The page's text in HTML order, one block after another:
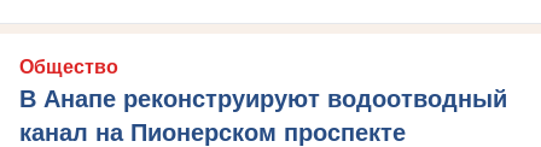
Общество
В Анапе реконструируют водоотводный
канал на Пионерском проспекте